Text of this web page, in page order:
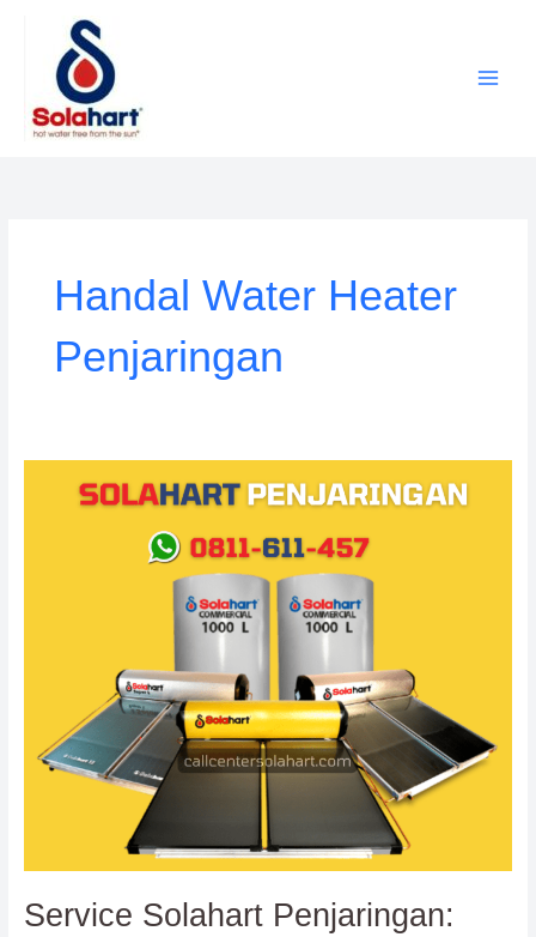
Handal Water Heater
Penjaringan
Service Solahart Penjaringan:
Solahart